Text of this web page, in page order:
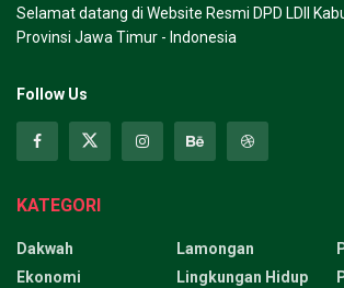
Selamat datang di Website Resmi DPD LDII
Provinsi Jawa Timur - Indonesia
Follow Us
KATEGORI
Dakwah
Ekonomi
Lamongan
Lingkungan Hidup